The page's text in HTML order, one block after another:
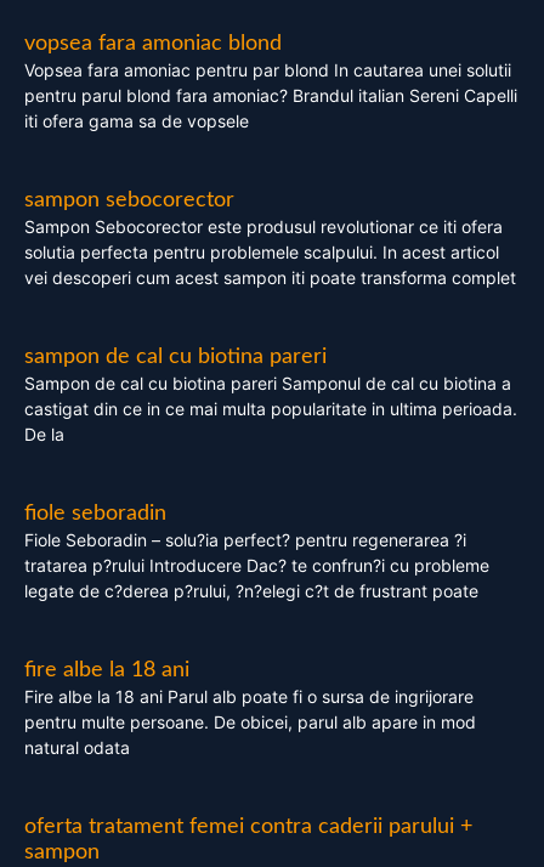
vopsea fara amoniac blond
Vopsea fara amoniac pentru par blond In cautarea unei solutii
pentru parul blond fara amoniac? Brandul italian Sereni Capelli
iti ofera gama sa de vopsele
sampon sebocorector
Sampon Sebocorector este produsul revolutionar ce iti ofera
solutia perfecta pentru problemele scalpului. In acest articol
vei descoperi cum acest sampon iti poate transforma complet
sampon de cal cu biotina pareri
Sampon de cal cu biotina pareri Samponul de cal cu biotina a
castigat din ce in ce mai multa popularitate in ultima perioada.
De la
fiole seboradin
Fiole Seboradin – solu?ia perfect? pentru regenerarea ?i
tratarea p?rului Introducere Dac? te confrun?i cu probleme
legate de c?derea p?rului, ?n?elegi c?t de frustrant poate
fire albe la 18 ani
Fire albe la 18 ani Parul alb poate fi o sursa de ingrijorare
pentru multe persoane. De obicei, parul alb apare in mod
natural odata
oferta tratament femei contra caderii parului +
sampon